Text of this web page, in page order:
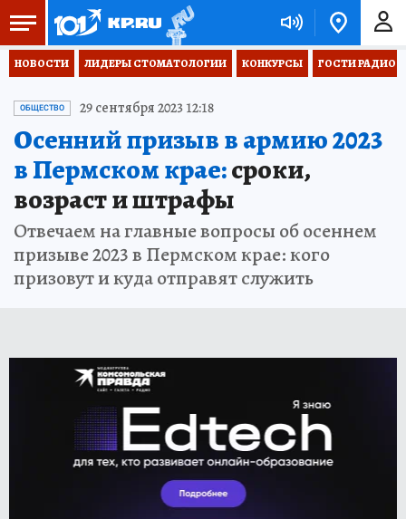
НОВОСТИ ЛИДЕРЫ СТОМАТОЛОГИИ КОНКУРСЫ ГОСТИ РАДИО
ОБЩЕСТВО 29 сентября 2023 12:18
Осенний призыв в армию 2023
в Пермском крае:сроки,
возраст и штрафы
Отвечаем на главные вопросы об осеннем
призыве 2023 в Пермском крае: кого
призовут и куда отправят служить